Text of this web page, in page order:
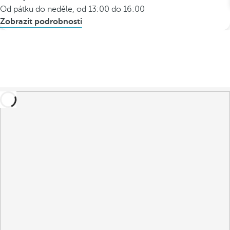
Od pátku do neděle, od 13:00 do 16:00
Zobrazit podrobnosti